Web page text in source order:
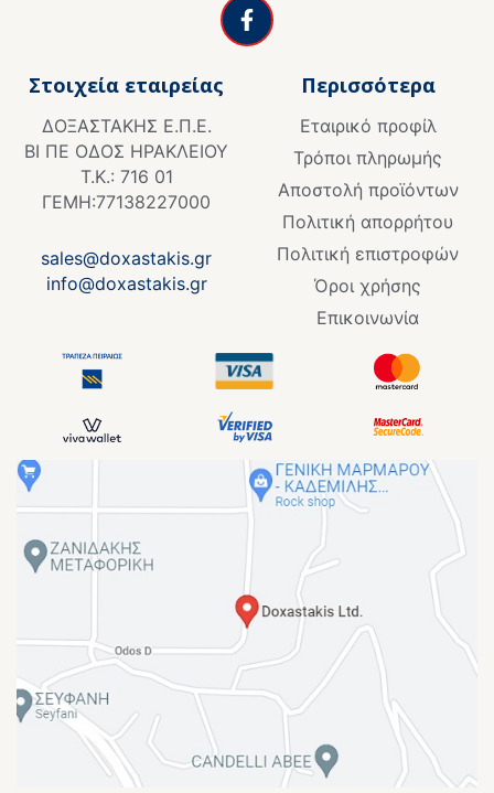
a
c
Στοιχεία εταιρείας
ΔΟΞΑΣΤΑΚΗΣ Ε.Π.Ε.
ΒΙ ΠΕ ΟΔΟΣ ΗΡΑΚΛΕΙΟΥ
Τ.Κ.: 716 01
ΓΕΜΗ:77138227000
sales@doxastakis.gr
info@doxastakis.gr
Περισσότερα
Εταιρικό προφίλ
Τρόποι πληρωμής
Αποστολή προϊόντων
Πολιτική απορρήτου
Πολιτική επιστροφών
Όροι χρήσης
Επικοινωνία